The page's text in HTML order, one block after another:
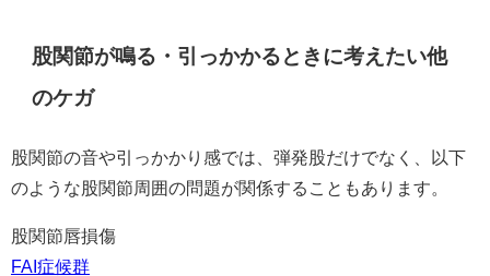
股関節が鳴る・引っかかるときに考えたい他
のケガ
股関節の音や引っかかり感では、弾発股だけでなく、以下
のような股関節周囲の問題が関係することもあります。
股関節唇損傷
FAI症候群